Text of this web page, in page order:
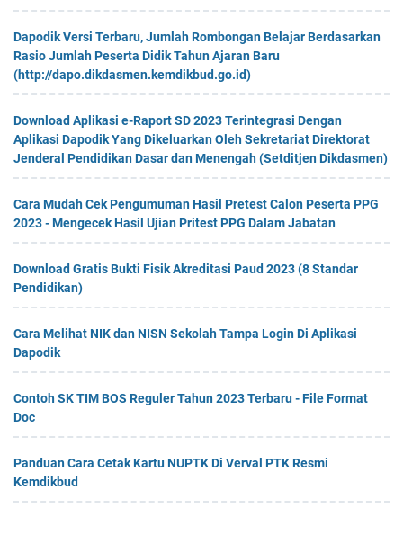
Dapodik Versi Terbaru, Jumlah Rombongan Belajar Berdasarkan
Rasio Jumlah Peserta Didik Tahun Ajaran Baru
(http://dapo.dikdasmen.kemdikbud.go.id)
Download Aplikasi e-Raport SD 2023 Terintegrasi Dengan
Aplikasi Dapodik Yang Dikeluarkan Oleh Sekretariat Direktorat
Jenderal Pendidikan Dasar dan Menengah (Setditjen Dikdasmen)
Cara Mudah Cek Pengumuman Hasil Pretest Calon Peserta PPG
2023 - Mengecek Hasil Ujian Pritest PPG Dalam Jabatan
Download Gratis Bukti Fisik Akreditasi Paud 2023 (8 Standar
Pendidikan)
Cara Melihat NIK dan NISN Sekolah Tampa Login Di Aplikasi
Dapodik
Contoh SK TIM BOS Reguler Tahun 2023 Terbaru - File Format
Doc
Panduan Cara Cetak Kartu NUPTK Di Verval PTK Resmi
Kemdikbud